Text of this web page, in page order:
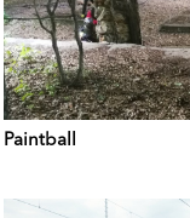
Paintball